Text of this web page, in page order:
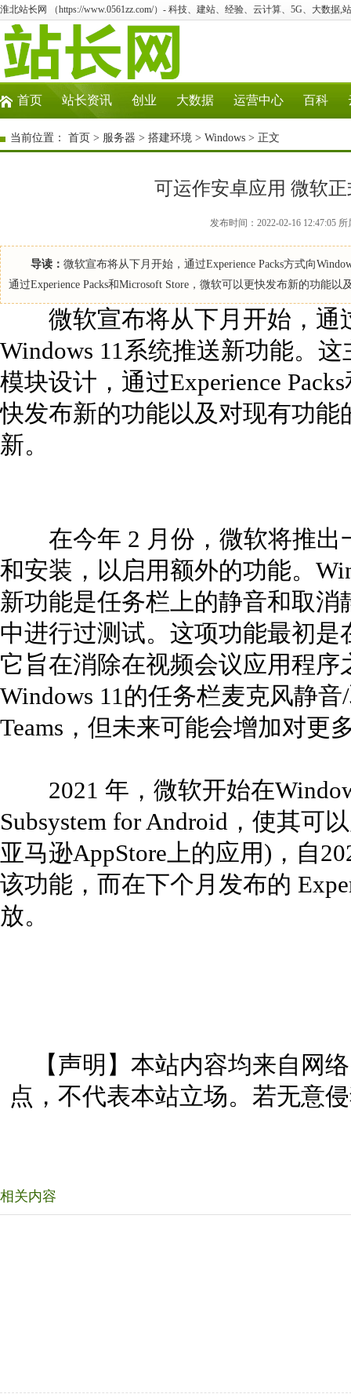
淮北站长网 （https://www.0561zz.com/）- 科技、建站、经验、云计算、5G、大数据,
首页 站长资讯 创业 大数据 运营中心 百科
当前位置： 首页 > 服务器 > 搭建环境 > Windows > 正文
可运作安卓应用 微软
发布时间：2022-02-16 12:47:05
导读： 微软宣布将从下月开始，通过Experience Packs方式向
通过Experience Packs和Microsoft Store，微软可以更快发布新的功能
微软宣布将从下月开始，通过
Windows 11系统推送新功能。
模块设计，通过Experience
快发布新的功能以及对现有功
新。
在今年 2 月份，微软将推出
和安装，以启用额外的功能。
新功能是任务栏上的静音和取
中进行过测试。这项功能最初是
它旨在消除在视频会议应用程
Windows 11的任务栏麦克风静
Teams，但未来可能会增加对更
2021 年，微软开始在
Subsystem for Android，使其可
亚马逊AppStore上的应用)，自
该功能，而在下个月发布的
放。
【声明】本站内容均来自网
点，不代表本站立场。若无意
相关内容